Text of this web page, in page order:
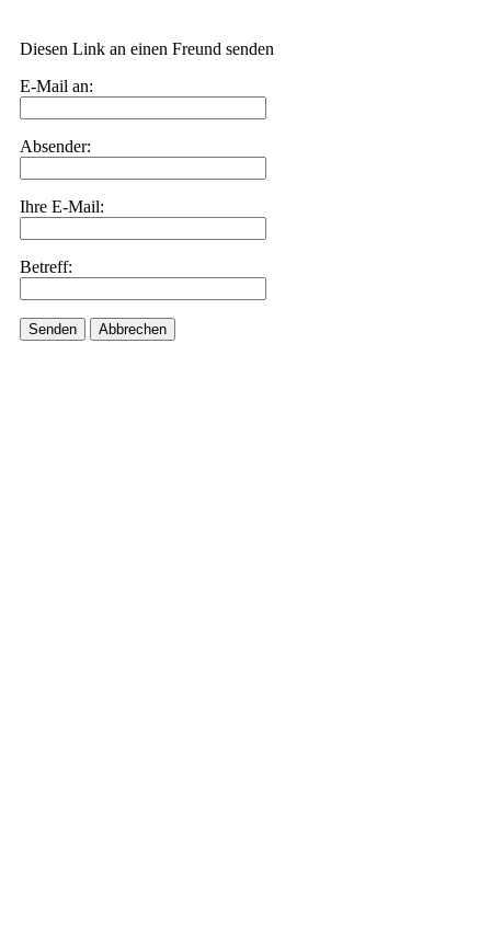
Diesen Link an einen Freund senden
E-Mail an:
Absender:
Ihre E-Mail:
Betreff:
Senden Abbrechen